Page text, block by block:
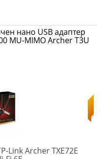
нано USB адаптер
MU-MIMO Archer T3U
Link Archer TXE72E